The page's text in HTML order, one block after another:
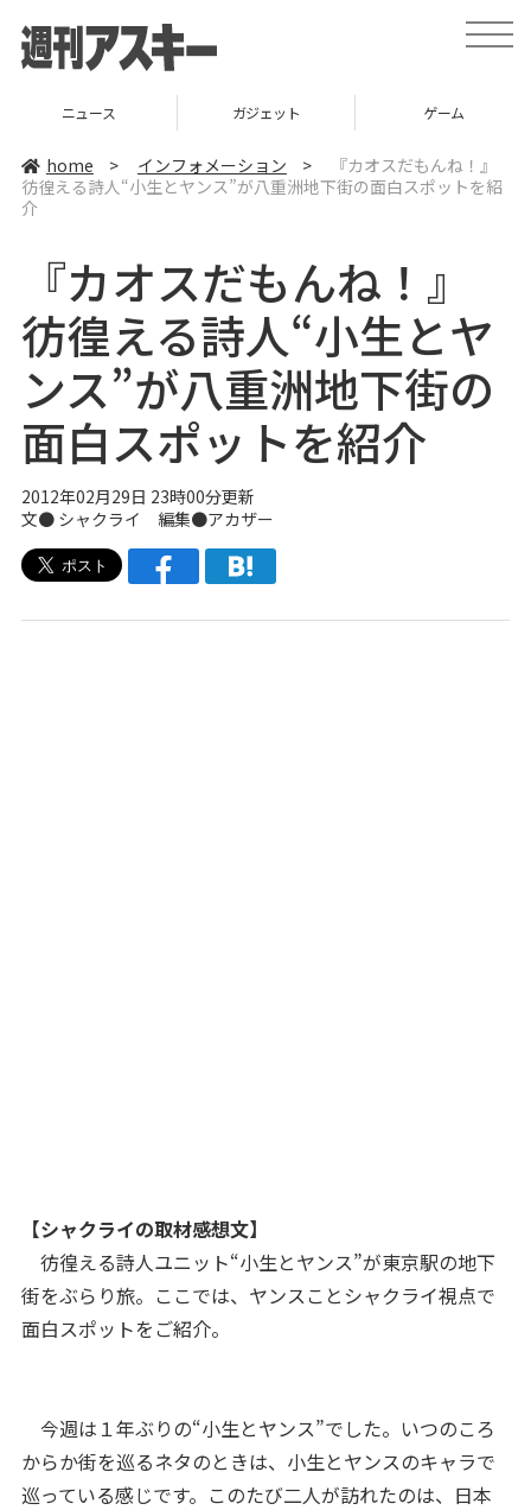
t
o
i
ニュース ガジェット ゲーム
home > インフォメーション >
『カオスだもんね！』
彷徨える詩人“小生とヤンス”が八重洲地下街の面白スポットを紹
介
『カオスだもんね！』
彷徨える詩人“小生とヤ
ンス”が八重洲地下街の
面白スポットを紹介
2012年02月29日 23時00分更新
文● シャクライ 編集●アカザー
【シャクライの取材感想文】
彷徨える詩人ユニット“小生とヤンス”が東京駅の地下
街をぶらり旅。ここでは、ヤンスことシャクライ視点で
面白スポットをご紹介。
今週は１年ぶりの“小生とヤンス”でした。いつのころ
からか街を巡るネタのときは、小生とヤンスのキャラで
巡っている感じです。このたび二人が訪れたのは、日本